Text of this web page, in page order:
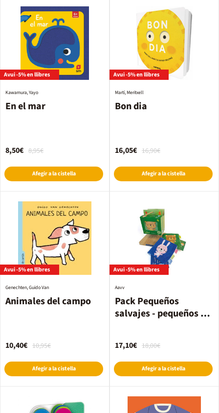
Avui -5% en llibres
En el mar
Kawamura, Yayo
8,95€
8,50€
Afegir a la cistella
Avui -5% en llibres
Bon dia
Martí, Meritxell
16,90€
16,05€
Afegir a la cistella
Avui -5% en llibres
Animales del campo
Genechten, Guido Van
10,95€
10,40€
Afegir a la cistella
Avui -5% en llibres
Pack Pequeños
salvajes - pequeños de
Aavv
18,00€
17,10€
Afegir a la cistella